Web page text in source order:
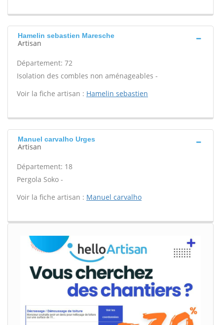
Hamelin sebastien Maresche
Artisan
Département: 72
Isolation des combles non aménageables -
Voir la fiche artisan : Hamelin sebastien
Manuel carvalho Urges
Artisan
Département: 18
Pergola Soko -
Voir la fiche artisan : Manuel carvalho